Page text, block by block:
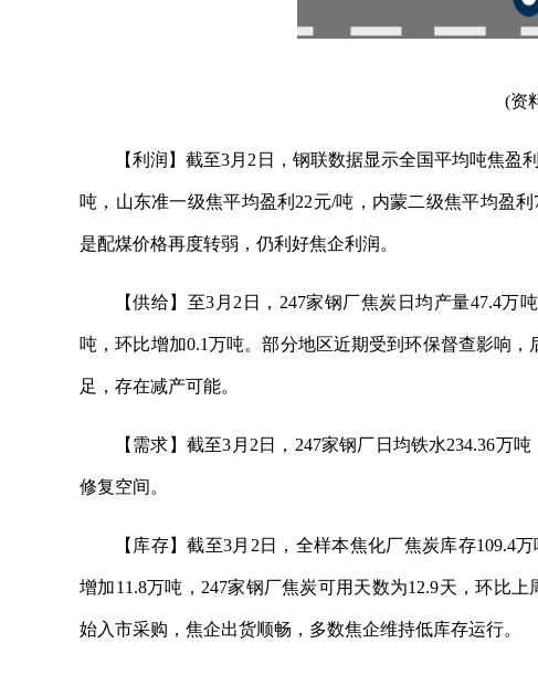
(资
【利润】截至3月2日，钢联数据显示全国平均吨焦
吨，山东准一级焦平均盈利22元/吨，内蒙二级焦平均盈
是配煤价格再度转弱，仍利好焦企利润。
【供给】至3月2日，247家钢厂焦炭日均产量47.4
吨，环比增加0.1万吨。部分地区近期受到环保督查影响
足，存在减产可能。
【需求】截至3月2日，247家钢厂日均铁水234.36万
修复空间。
【库存】截至3月2日，全样本焦化厂焦炭库存109.4
增加11.8万吨，247家钢厂焦炭可用天数为12.9天，环比
始入市采购，焦企出货顺畅，多数焦企维持低库存运行。